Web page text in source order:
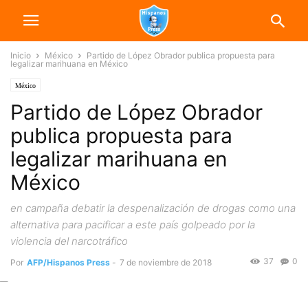
Inicio México
Partido de López Obrador publica propuesta para
legalizar marihuana en México
México
Partido de López Obrador
publica propuesta para
legalizar marihuana en
México
en campaña debatir la despenalización de drogas como una
alternativa para pacificar a este país golpeado por la
violencia del narcotráfico
Por AFP/Hispanos Press - 7 de noviembre de 2018 0
37